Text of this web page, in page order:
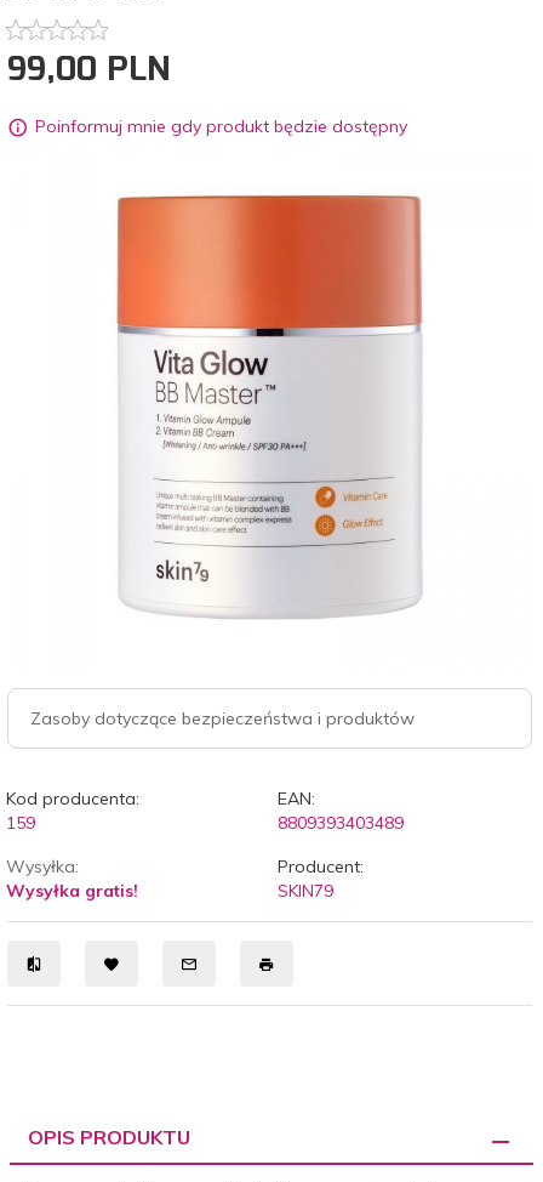
99,00 PLN
Poinformuj mnie gdy produkt będzie dostępny
Zasoby dotyczące bezpieczeństwa i produktów
Kod producenta:
159
EAN:
8809393403489
Wysyłka:
Wysyłka gratis!
Producent:
SKIN79
OPIS PRODUKTU